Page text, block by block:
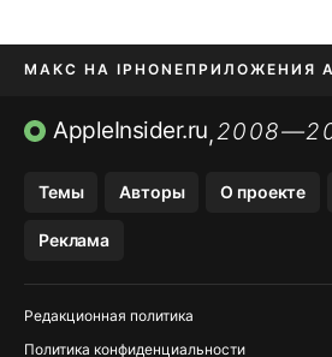
МАКС НА IPHONE ПРИЛОЖЕНИЯ
TIKTOK НА IPHONEПРИЛОЖЕНИЯ
AppleInsider.ru,
Темы Авторы О проекте
Реклама
Редакционная политика
Политика конфиденциальности